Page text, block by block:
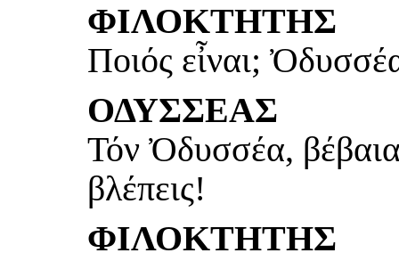
ΦΙΛΟΚΤΗΤΗΣ
Ποιός εἶναι;
ΟΔΥΣΣΕΑΣ
Τόν Ὀδυσσέα,
βλέπεις!
ΦΙΛΟΚΤΗΤΗΣ